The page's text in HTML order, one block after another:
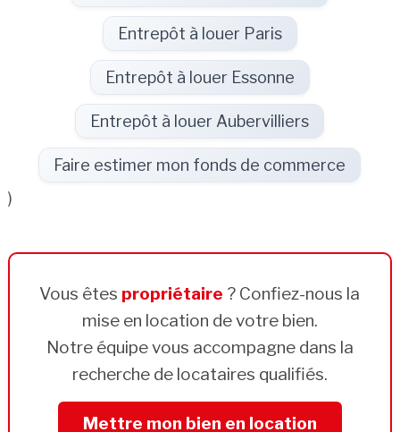
Entrepôt à louer Paris
Entrepôt à louer Essonne
Entrepôt à louer Aubervilliers
Faire estimer mon fonds de commerce
)
Vous êtes propriétaire ? Confiez-nous la
mise en location de votre bien.
Notre équipe vous accompagne dans la
recherche de locataires qualifiés.
Mettre mon bien en location